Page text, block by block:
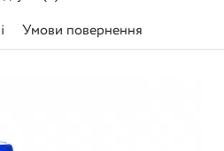
Умови повернення